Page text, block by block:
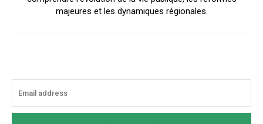
majeures et les dynamiques régionales.